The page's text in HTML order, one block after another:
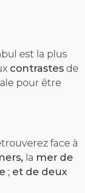
est la plus
contrastes de
pour être
face à
la mer de
; et de deux